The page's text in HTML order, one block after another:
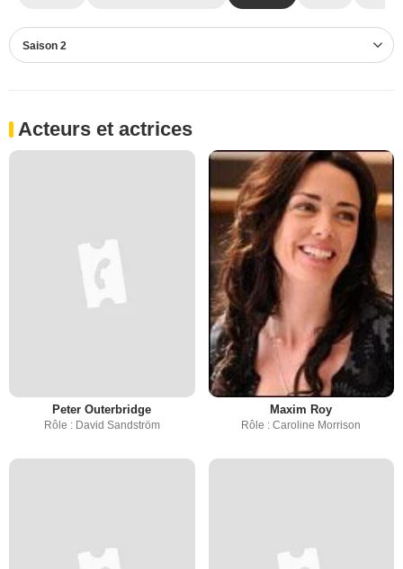
Saison 2
Acteurs et actrices
Peter Outerbridge
Rôle : David Sandström
Maxim Roy
Rôle : Caroline Morrison